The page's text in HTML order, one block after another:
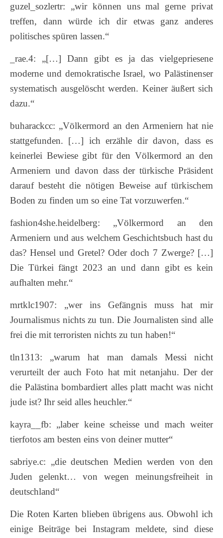
guzel_sozlertr: „wir können uns mal gerne privat
treffen, dann würde ich dir etwas ganz anderes
politisches spüren lassen.“
_rae.4: „[…] Dann gibt es ja das vielgepriesene
moderne und demokratische Israel, wo Palästinenser
systematisch ausgelöscht werden. Keiner äußert sich
dazu.“
buharackcc: „Völkermord an den Armeniern hat nie
stattgefunden. […] ich erzähle dir davon, dass es
keinerlei Bewiese gibt für den Völkermord an den
Armeniern und davon dass der türkische Präsident
darauf besteht die nötigen Beweise auf türkischem
Boden zu finden um so eine Tat vorzuwerfen.“
fashion4she.heidelberg: „Völkermord an den
Armeniern und aus welchem Geschichtsbuch hast du
das? Hensel und Gretel? Oder doch 7 Zwerge? […]
Die Türkei fängt 2023 an und dann gibt es kein
aufhalten mehr.“
mrtklc1907: „wer ins Gefängnis muss hat mir
Journalismus nichts zu tun. Die Journalisten sind alle
frei die mit terroristen nichts zu tun haben!“
tln1313: „warum hat man damals Messi nicht
verurteilt der auch Foto hat mit netanjahu. Der der
die Palästina bombardiert alles platt macht was nicht
jude ist? Ihr seid alles heuchler.“
kayra__fb: „laber keine scheisse und mach weiter
tierfotos am besten eins von deiner mutter“
sabriye.c: „die deutschen Medien werden von den
Juden gelenkt… von wegen meinungsfreiheit in
deutschland“
Die Roten Karten blieben übrigens aus. Obwohl ich
einige Beiträge bei Instagram meldete, sind diese